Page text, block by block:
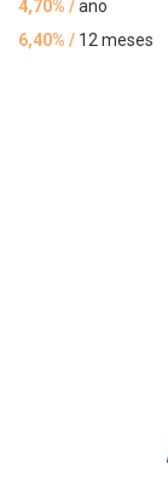
4,70% /ano
6,40% / 12 meses